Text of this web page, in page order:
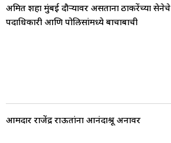
अमित शहा मुंबई दौऱ्यावर असताना ठाकरेंच्या सेनेचे
पदाधिकारी आणि पोलिसांमध्ये बाचाबाची
आमदार राजेंद्र राऊतांना आनंदाश्रू अनावर